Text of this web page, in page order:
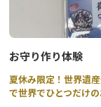
22:00 神輿納
7月25日(土)
19:30 『下山け
お守り作り体験
夏休み限定！世界遺
で世界でひとつだけ